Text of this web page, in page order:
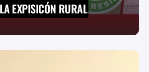
EXPISICÓN RURAL